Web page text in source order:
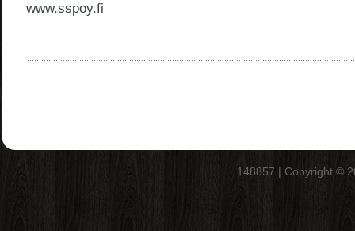
www.sspoy.fi
148857 | Copyright ©